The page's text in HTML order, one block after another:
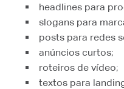
headlines para
slogans para
posts para redes
anúncios curtos;
roteiros de vídeo;
textos para